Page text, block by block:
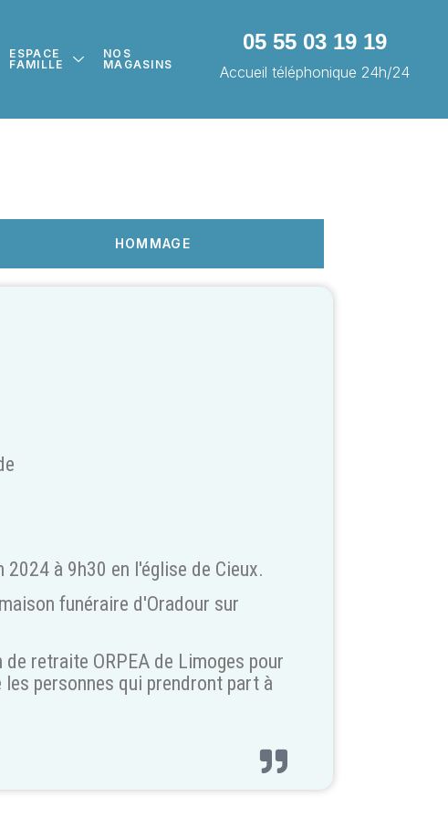
ESPACE
FAMILLE
NOS
MAGASINS
05 55 03 19 19
Accueil téléphonique 24h/24
HOMMAGE
à 9h30 en l'église de Cieux.
funéraire d'Oradour sur
retraite ORPEA de Limoges pour
personnes qui prendront part à